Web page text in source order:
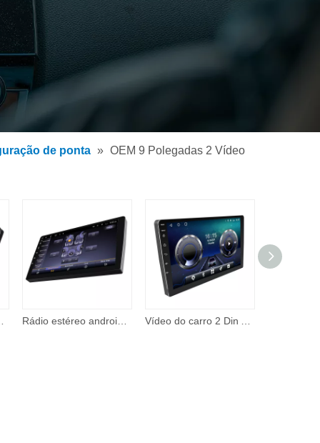
de ponta » OEM 9 Polegadas 2 Vídeo